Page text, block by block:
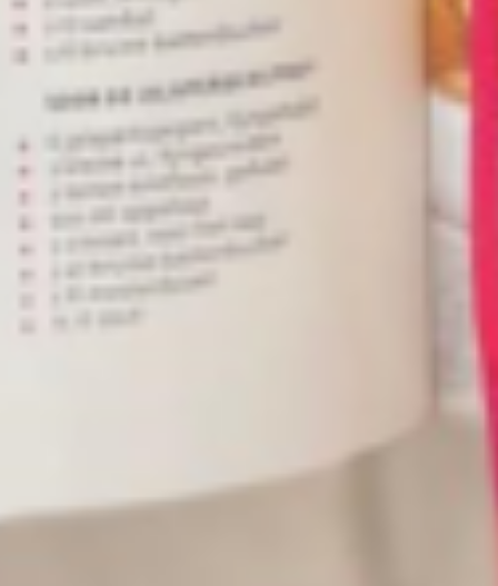
Hoe maak
beste
Ramon
vertelt het